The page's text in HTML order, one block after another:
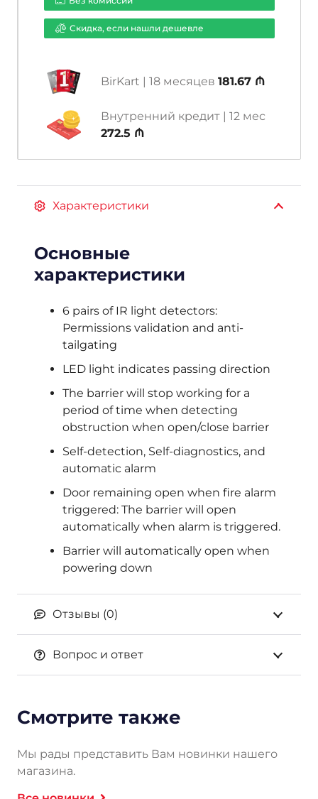
Cкидка, если нашли дешевле
BirKart | 18 месяцев 181.67 ₼
Внутренний кредит | 12 мес
272.5 ₼
Характеристики
Основные
характеристики
6 pairs of IR light detectors:
Permissions validation and anti-
tailgating
LED light indicates passing direction
The barrier will stop working for a
period of time when detecting
obstruction when open/close barrier
Self-detection, Self-diagnostics, and
automatic alarm
Door remaining open when fire alarm
triggered: The barrier will open
automatically when alarm is triggered.
Barrier will automatically open when
powering down
Отзывы (0)
Вопрос и ответ
Смотрите также
Мы рады представить Вам новинки нашего
магазина.